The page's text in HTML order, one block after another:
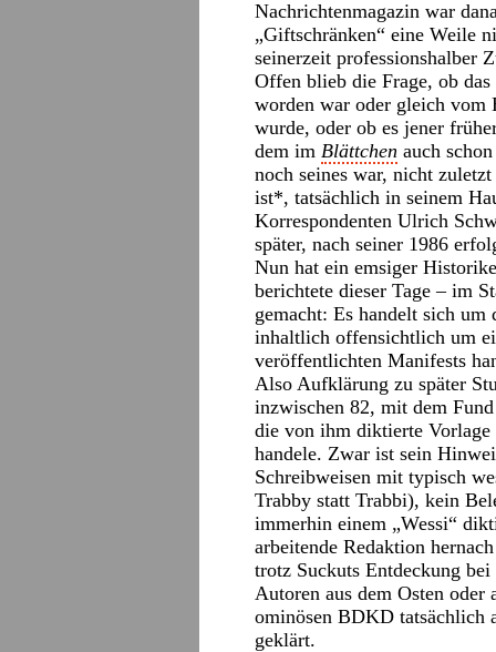
Nachrichtenmagazin war
„Giftschränken“ eine Weile
seinerzeit professionshalber
Offen blieb die Frage, ob
worden war oder gleich vom
wurde, oder ob es jener
dem im Blättchen auch
noch seines war, nicht
ist*, tatsächlich in seinem
Korrespondenten Ulrich
später, nach seiner 1986
Nun hat ein emsiger
berichtete dieser Tage – im
gemacht: Es handelt sich um
inhaltlich offensichtlich um
veröffentlichten Manifests
Also Aufklärung zu später
inzwischen 82, mit dem
die von ihm diktierte
handele. Zwar ist sein
Schreibweisen mit typisch
Trabby statt Trabbi), kein
immerhin einem „Wessi“
arbeitende Redaktion
trotz Suckuts Entdeckung
Autoren aus dem Osten oder
ominösen BDKD tatsächlich
geklärt.